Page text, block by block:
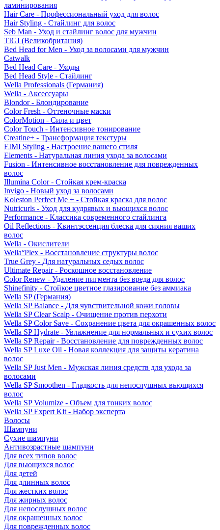
ламинирования
Hair Care - Профессиональный уход для волос
Hair Styling - Стайлинг для волос
Seb Man - Уход и стайлинг волос для мужчин
TIGI (Великобритания)
Bed Head for Men - Уход за волосами для мужчин
Catwalk
Bed Head Care - Уходы
Bed Head Style - Стайлинг
Wella Professionals (Германия)
Wella - Аксессуары
Blondor - Блондирование
Color Fresh - Оттеночные маски
ColorMotion - Сила и цвет
Color Touch - Интенсивное тонирование
Creatine+ - Трансформация текстуры
EIMI Styling - Настроение вашего стиля
Elements - Натуральная линия ухода за волосами
Fusion - Интенсивное восстановление для поврежденных
волос
Illumina Color - Стойкая крем-краска
Invigo - Новый уход за волосами
Koleston Perfect Me + - Стойкая краска для волос
Nutricurls - Уход для кудрявых и вьющихся волос
Performance - Классика современного стайлинга
Oil Reflections - Квинтэссенция блеска для сияния ваших
волос
Wella - Окислители
Wella°Plex - Восстановление структуры волос
True Grey - Для натуральных седых волос
Ultimate Repair - Роскошное восстановление
Color Renew - Удаление пигмента без вреда для волос
Shinefinity - Стойкое цветное глазирование без аммиака
Wella SP (Германия)
Wella SP Balance - Для чувствительной кожи головы
Wella SP Clear Scalp - Очищение против перхоти
Wella SP Color Save - Сохранение цвета для окрашенных волос
Wella SP Hydrate - Увлажнение для нормальных и сухих волос
Wella SP Repair - Восстановление для поврежденных волос
Wella SP Luxe Oil - Новая коллекция для защиты кератина
волос
Wella SP Just Men - Мужская линия средств для ухода за
волосами
Wella SP Smoothen - Гладкость для непослушных вьющихся
волос
Wella SP Volumize - Объем для тонких волос
Wella SP Expert Kit - Набор эксперта
Волосы
Шампуни
Сухие шампуни
Антивозрастные шампуни
Для всех типов волос
Для вьющихся волос
Для детей
Для длинных волос
Для жестких волос
Для жирных волос
Для непослушных волос
Для окрашенных волос
Для поврежденных волос